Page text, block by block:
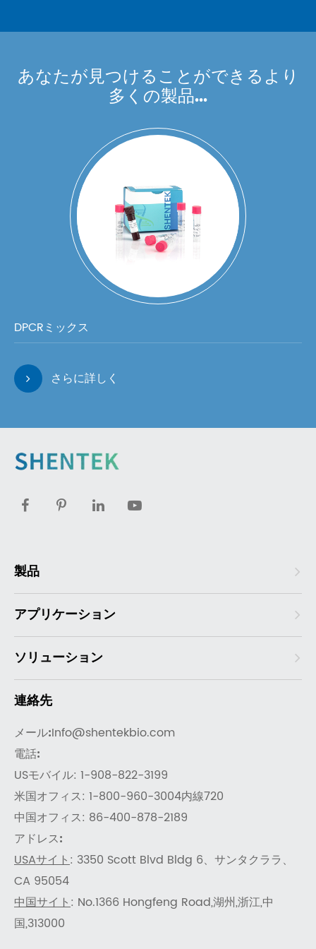
あなたが見つけることができるより
多くの製品...
DPCRミックス
さらに詳しく
製品
アプリケーション
ソリューション
連絡先
メール:Info@shentekbio.com
電話:
USモバイル: 1-908-822-3199
米国オフィス: 1-800-960-3004内線720
中国オフィス: 86-400-878-2189
アドレス:
USAサイト: 3350 Scott Blvd Bldg 6、サンタクララ、
CA 95054
中国サイト: No.1366 Hongfeng Road,湖州,浙江,中
国,313000